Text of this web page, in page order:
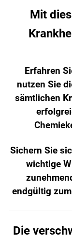
Mit
Erfahren
nutzen Sie
sämtlichen
Sichern Sie
wichtige
endgültig
Die